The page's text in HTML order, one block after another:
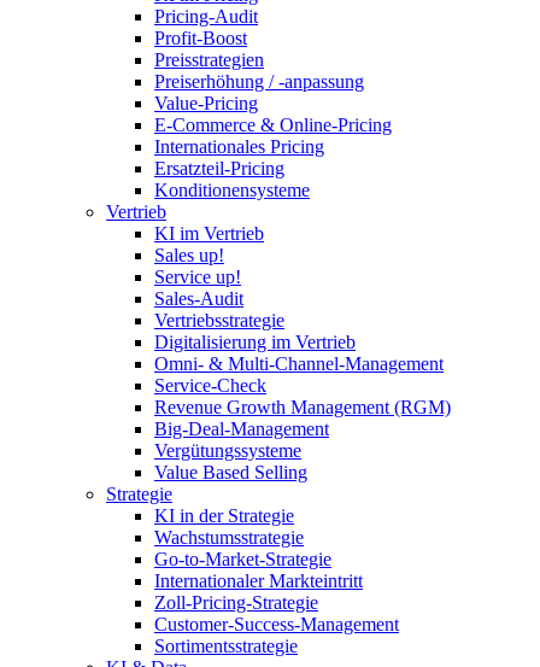
Pricing-Audit
Profit-Boost
Preisstrategien
Preiserhöhung / -anpassung
Value-Pricing
E-Commerce & Online-Pricing
Internationales Pricing
Ersatzteil-Pricing
Konditionensysteme
Vertrieb
KI im Vertrieb
Sales up!
Service up!
Sales-Audit
Vertriebsstrategie
Digitalisierung im Vertrieb
Omni- & Multi-Channel-Management
Service-Check
Revenue Growth Management (RGM)
Big-Deal-Management
Vergütungssysteme
Value Based Selling
Strategie
KI in der Strategie
Wachstumsstrategie
Go-to-Market-Strategie
Internationaler Markteintritt
Zoll-Pricing-Strategie
Customer-Success-Management
Sortimentsstrategie